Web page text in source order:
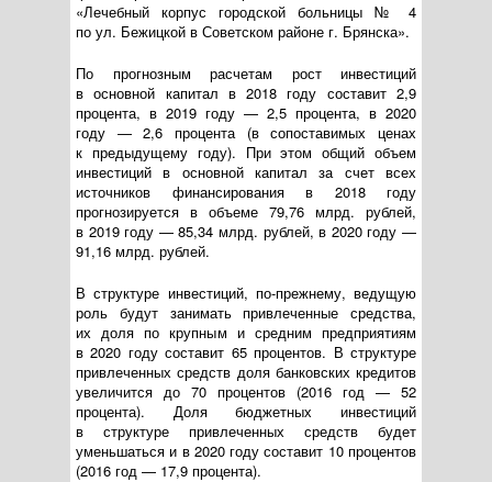
«Лечебный корпус городской больницы № 4
по ул. Бежицкой в Советском районе г. Брянска».
По прогнозным расчетам рост инвестиций
в основной капитал в 2018 году составит 2,9
процента, в 2019 году — 2,5 процента, в 2020
году — 2,6 процента (в сопоставимых ценах
к предыдущему году). При этом общий объем
инвестиций в основной капитал за счет всех
источников финансирования в 2018 году
прогнозируется в объеме 79,76 млрд. рублей,
в 2019 году — 85,34 млрд. рублей, в 2020 году —
91,16 млрд. рублей.
В структуре инвестиций, по-прежнему, ведущую
роль будут занимать привлеченные средства,
их доля по крупным и средним предприятиям
в 2020 году составит 65 процентов. В структуре
привлеченных средств доля банковских кредитов
увеличится до 70 процентов (2016 год — 52
процента). Доля бюджетных инвестиций
в структуре привлеченных средств будет
уменьшаться и в 2020 году составит 10 процентов
(2016 год — 17,9 процента).